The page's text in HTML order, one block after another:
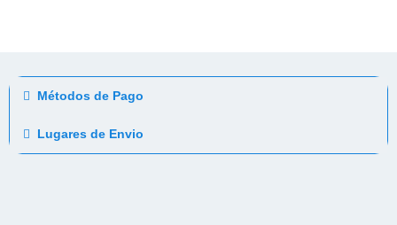
Métodos de Pago
Lugares de Envio